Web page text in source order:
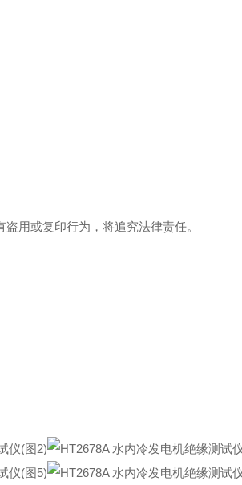
用或复印行为，将追究法律责任。